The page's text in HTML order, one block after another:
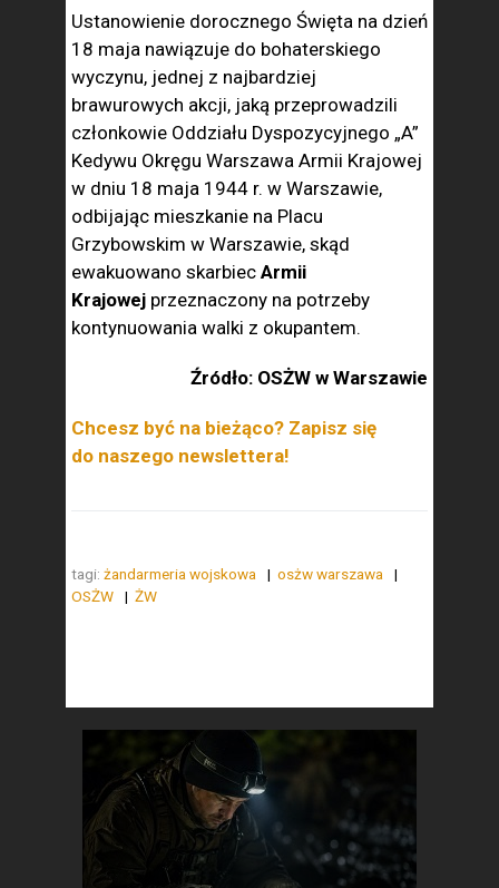
Ustanowienie dorocznego Święta na dzień
18 maja nawiązuje do bohaterskiego
wyczynu, jednej z najbardziej
brawurowych akcji, jaką przeprowadzili
członkowie Oddziału Dyspozycyjnego „A”
Kedywu Okręgu Warszawa Armii Krajowej
w dniu 18 maja 1944 r. w Warszawie,
odbijając mieszkanie na Placu
Grzybowskim w Warszawie, skąd
ewakuowano skarbiec Armii
Krajowej przeznaczony na potrzeby
kontynuowania walki z okupantem.
Źródło: OSŻW w Warszawie
Chcesz być na bieżąco? Zapisz się
do naszego newslettera!
tagi: żandarmeria wojskowa
osżw warszawa
OSŻW
ŻW